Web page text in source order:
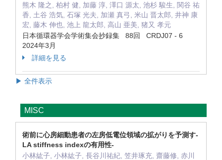
熊木 隆之, 柏村 健, 加藤 淳, 澤口 源太, 池杉 駿生, 関谷 祐
香, 土谷 浩気, 石塚 光夫, 加瀬 真弓, 米山 晋太郎, 井神 康
宏, 藤木 伸也, 池上 龍太郎, 高山 亜美, 猪又 孝元
日本循環器学会学術集会抄録集 88回 CRDJ07 - 6
2024年3月
詳細を見る
▶ 全件表示
MISC
術前に心房細動患者の左房低電位領域の拡がりを予測す-
LA stiffness indexの有用性-
小林紘子, 小林紘子, 長谷川祐紀, 笠井琢充, 齋藤修, 赤川